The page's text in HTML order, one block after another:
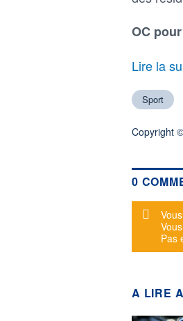
OC
Lire la
Sport
Copyright
0
Pas
A LIRE